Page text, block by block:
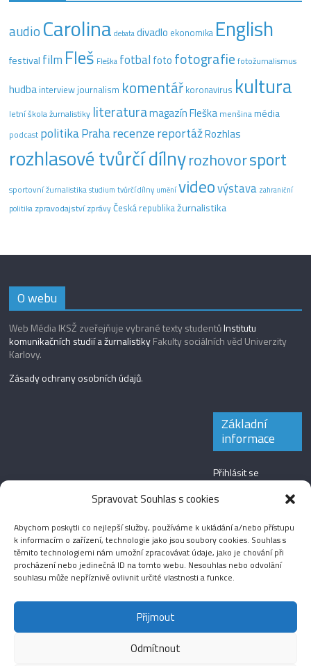
Spravovat Souhlas s cookies
Abychom poskytli co nejlepší služby, používáme k ukládání a/nebo přístupu
k informacím o zařízení, technologie jako jsou soubory cookies. Souhlas s
těmito technologiemi nám umožní zpracovávat údaje, jako je chování při
procházení nebo jedinečná ID na tomto webu. Nesouhlas nebo odvolání
souhlasu může nepříznivě ovlivnit určité vlastnosti a funkce.
Přijmout
Odmítnout
audio Carolina debata divadlo ekonomika English
festival film Fleš Fleška fotbal foto fotografie fotožurnalismus
hudba interview journalism komentář koronavirus kultura
letní škola žurnalistiky literaturamagazín Fleška menšinamédia
podcast politikaPraharecenzereportážRozhlas
rozhlasové tvůrčí dílnyrozhovorsport
sportovní žurnalistika studium tvůrčí dílny uměnívideovýstava zahraniční
politika zpravodajstvízprávyČeská republikažurnalistika
O webu
Web Média IKSŽ zveřejňuje vybrané texty studentůInstitutu
komunikačních studií a žurnalistikyFakulty sociálních věd Univerzity
Karlovy.
Zásady ochrany osobních údajů.
Základní
informace
Přihlásit se
Zdroj kanálů
Kanál komentářů
Česká lokalizace
Fotografie Audio